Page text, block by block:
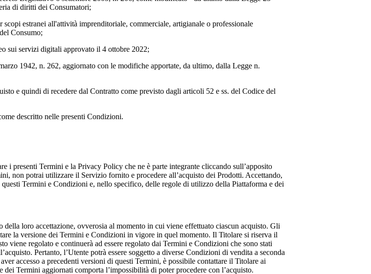
di diritti dei Consumatori;
scopi estranei all'attività imprenditoriale, commerciale, artigianale o professionale
Consumo;
sui servizi digitali approvato il 4 ottobre 2022;
1942, n. 262, aggiornato con le modifiche apportate, da ultimo, dalla Legge n.
e quindi di recedere dal Contratto come previsto dagli articoli 52 e ss. del Codice del
descritto nelle presenti Condizioni.
i presenti Termini e la Privacy Policy che ne è parte integrante cliccando sull’apposito
non potrai utilizzare il Servizio fornito e procedere all’acquisto dei Prodotti. Accettando,
Termini e Condizioni e, nello specifico, delle regole di utilizzo della Piattaforma e dei
loro accettazione, ovverosia al momento in cui viene effettuato ciascun acquisto. Gli
la versione dei Termini e Condizioni in vigore in quel momento. Il Titolare si riserva il
viene regolato e continuerà ad essere regolato dai Termini e Condizioni che sono stati
Pertanto, l’Utente potrà essere soggetto a diverse Condizioni di vendita a seconda
accesso a precedenti versioni di questi Termini, è possibile contattare il Titolare ai
Termini aggiornati comporta l’impossibilità di poter procedere con l’acquisto.